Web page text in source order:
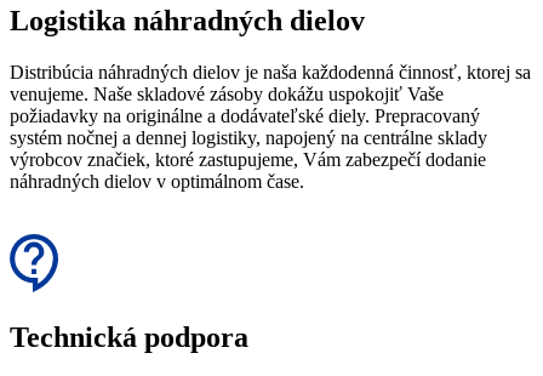
Logistika náhradných dielov
Distribúcia náhradných dielov je naša každodenná činnosť, ktorej sa
venujeme. Naše skladové zásoby dokážu uspokojiť Vaše
požiadavky na originálne a dodávateľské diely. Prepracovaný
systém nočnej a dennej logistiky, napojený na centrálne sklady
výrobcov značiek, ktoré zastupujeme, Vám zabezpečí dodanie
náhradných dielov v optimálnom čase.
Technická podpora